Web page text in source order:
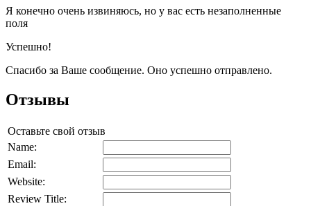
Я конечно очень извиняюсь, но у вас есть незаполненные
поля
Успешно!
Спасибо за Ваше сообщение. Оно успешно отправлено.
Отзывы
Оставьте свой отзыв
Name:
Email:
Website:
Review Title: